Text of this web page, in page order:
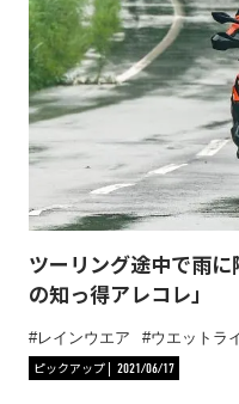
ツーリング途中で雨
の知っ得アレコレ」
レインウエア
ウエットラ
ピックアップ
2021/06/17